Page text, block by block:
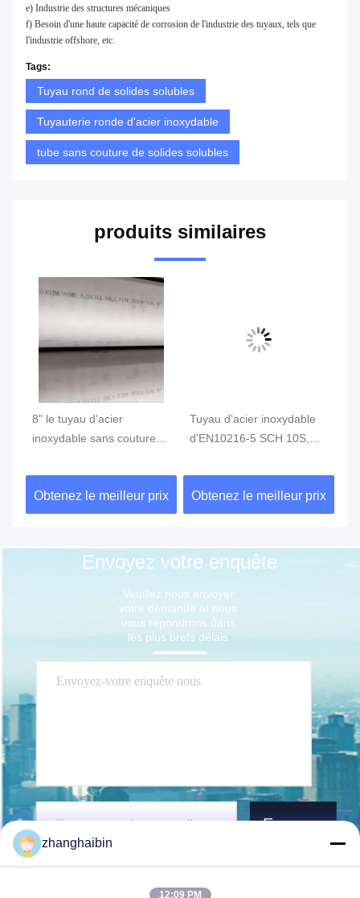
e) Industrie des structures mécaniques
f) Besoin d'une haute capacité de corrosion de l'industrie des tuyaux, tels que
l'industrie offshore, etc.
Tags:
Tuyau rond de solides solubles
Tuyauterie ronde d'acier inoxydable
tube sans couture de solides solubles
produits similaires
8" le tuyau d'acier
inoxydable sans couture
de SCH80S a adapté aux
besoins du client
Obtenez le meilleur prix
Tuyau d'acier inoxydable
d'EN10216-5 SCH 10S,
de SMLS solides solubles
Obtenez le meilleur prix
Envoyez votre enquête
Veuillez nous envoyer
votre demande et nous
vous répondrons dans
les plus brefs délais.
Envoyez
zhanghaibin
12:09 PM